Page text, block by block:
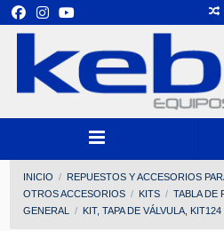
INICIO
REPUESTOS Y ACCESORIOS
OTROS ACCESORIOS
KITS
TABLA DE
GENERAL
KIT, TAPA DE VÁLVULA, KIT124